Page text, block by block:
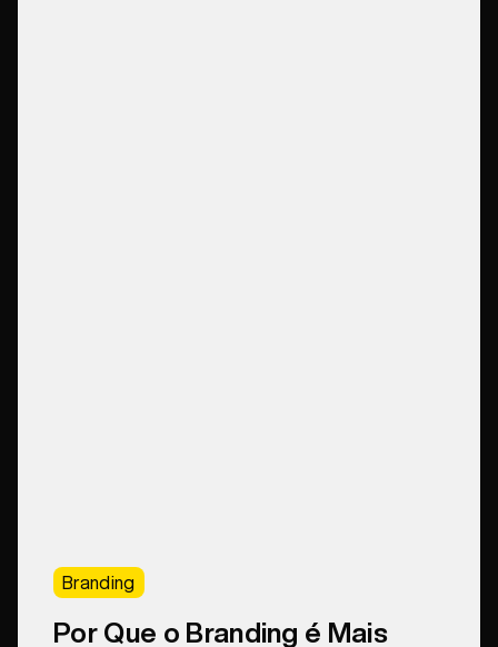
Branding
Por Que o Branding é Mais